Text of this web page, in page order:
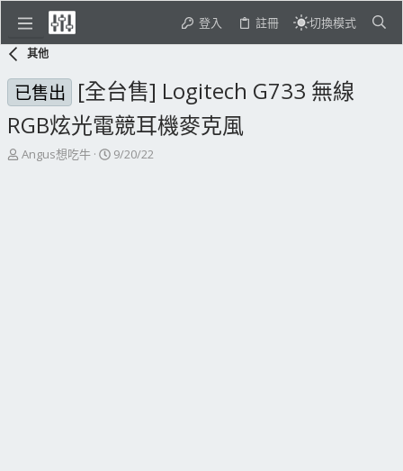
登入 註冊 切換模式
其他
已售出 [全台售] Logitech G733 無線
RGB炫光電競耳機麥克風
主
Angus想吃牛
開
9/20/22